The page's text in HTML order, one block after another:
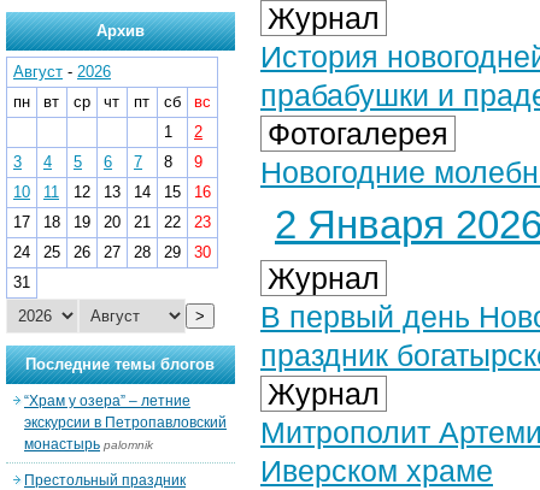
Журнал
История
прабабушки и
Фотогалерея
Новогодние
2 Января 2026
Журнал
В первый день
праздник
Журнал
Митрополит
Иверском храме
Архив
Август - 2026
пн
вт ср чт пт сб
вс
1
2
3
4 5 6 7 8
9
10
11 12 13 14 15
16
17
18 19 20 21 22
23
24
25 26 27 28 29
30
31
>
Последние темы блогов
“Храм у озера” – летние
экскурсии в Петропавловский
монастырь palomnik
Престольный праздник